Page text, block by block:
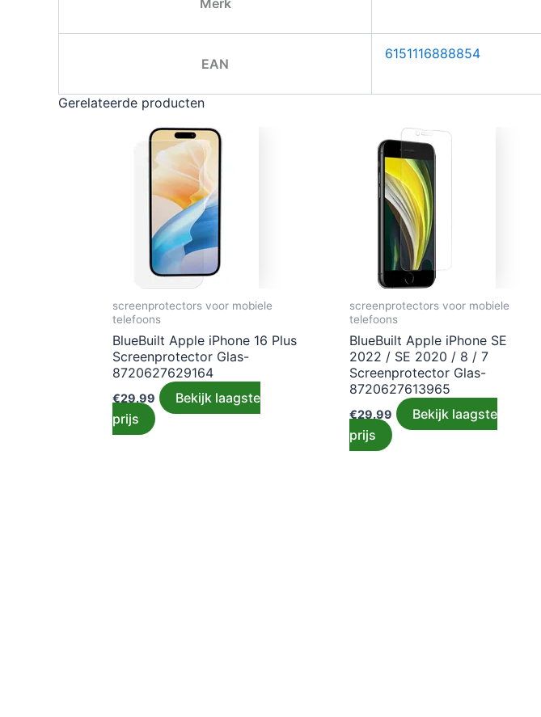
Merk
EAN
6151116888854
Gerelateerde producten
screenprotectors voor mobiele
telefoons
BlueBuilt Apple iPhone 16 Plus
Screenprotector Glas-
8720627629164
€29.99
Bekijk laagste
prijs
screenprotectors voor mobiele
telefoons
BlueBuilt Apple iPhone SE
2022 / SE 2020 / 8 / 7
Screenprotector Glas-
8720627613965
€29.99
Bekijk laagste
prijs